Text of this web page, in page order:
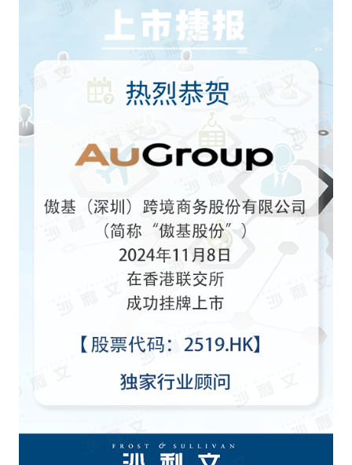
半导体与芯片
汽车与出行
公共服务 食品与饮料
科技、媒体和通信
矿业冶炼
大数据与人工智能
物流与供应链 建筑科技与装饰装潢
文化娱乐
媒体服务
公司介绍
中国管理团队
加入我们